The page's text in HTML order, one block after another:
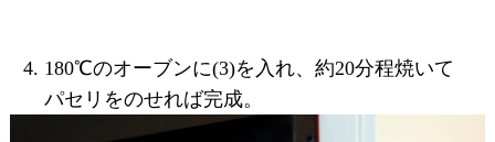
180℃のオーブンに(3)を入れ、約20分程焼いて
パセリをのせれば完成。